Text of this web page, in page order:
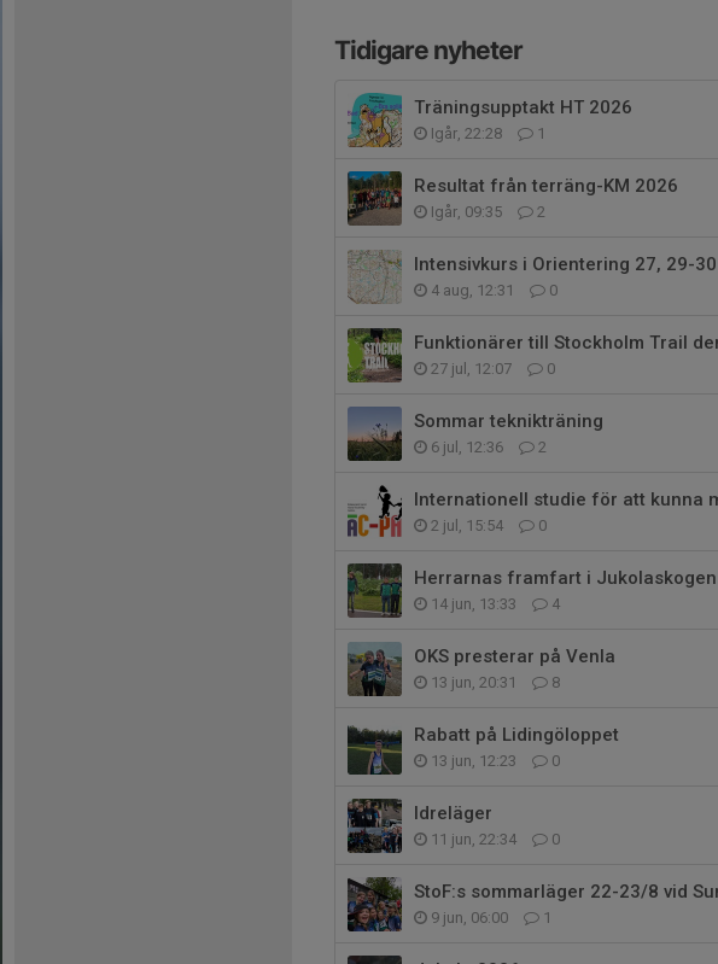
Tidigare nyheter
Träningsupptakt HT 2026
Igår, 22:28 1
Resultat från terräng-KM 2026
Igår, 09:35 2
Intensivkurs i Orientering 27, 29-
4 aug, 12:31 0
Funktionärer till Stockholm Trail
27 jul, 12:07 0
Sommar teknikträning
6 jul, 12:36 2
Internationell studie för att kunna
2 jul, 15:54 0
Herrarnas framfart i Jukolaskogen
14 jun, 13:33 4
OKS presterar på Venla
13 jun, 20:31 8
Rabatt på Lidingöloppet
13 jun, 12:23 0
Idreläger
11 jun, 22:34 0
StoF:s sommarläger 22-23/8 vid
9 jun, 06:00 1